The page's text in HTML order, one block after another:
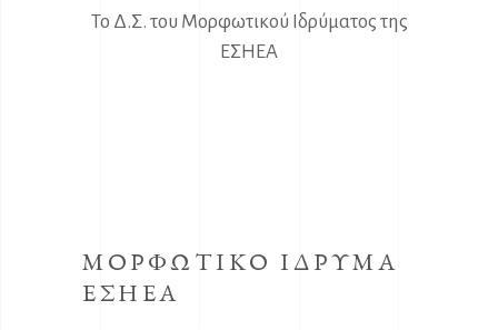
Το Δ.Σ. του Μορφωτικού Ιδρύματος της
ΕΣΗΕΑ
ΜΟΡΦΩΤΙΚΟ ΙΔΡΥΜΑ
ΕΣΗΕΑ